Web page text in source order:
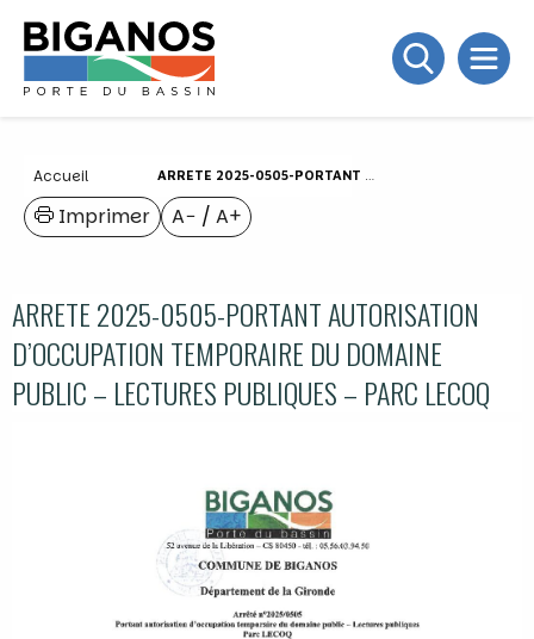
Accueil ARRETE 2025-0505-PORTANT AUTORISATION D’OCCUPATION TEMPORAIRE DU DOMAINE PUBLIC – LECTURES PUBLIQUES – PARC LECOQ
A− / A+
Imprimer
ARRETE 2025-0505-PORTANT AUTORISATION
D’OCCUPATION TEMPORAIRE DU DOMAINE
PUBLIC – LECTURES PUBLIQUES – PARC LECOQ